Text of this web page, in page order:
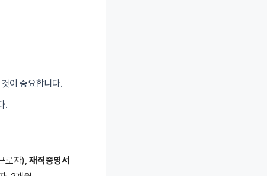
이 중요합니다.
.
로자),재직증명서